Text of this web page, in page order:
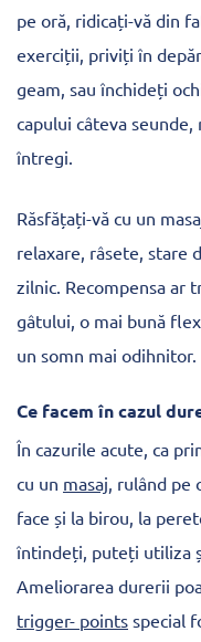
pe oră, ridicați-vă din
exerciții, priviți în
geam, sau închideți
capului câteva
întregi.
Răsfățați-vă cu un
relaxare, râsete, stare
zilnic. Recompensa ar
gâtului, o mai bună
un somn mai odihnitor.
Ce facem în cazul
În cazurile acute, ca
cu un masaj, rulând pe
face și la birou, la
întindeți, puteți utiliza
Ameliorarea durerii
trigger- points special